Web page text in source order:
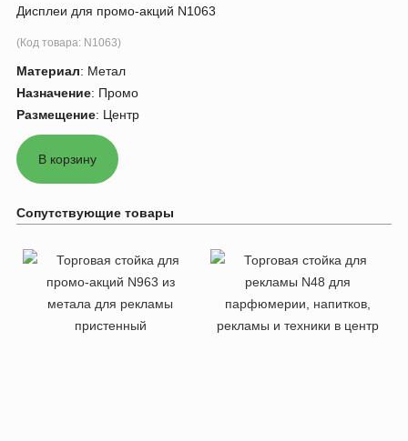
Дисплеи для промо-акций N1063
(Код товара: N1063)
Материал: Метал
Назначение: Промо
Размещение: Центр
Сопутствующие товары